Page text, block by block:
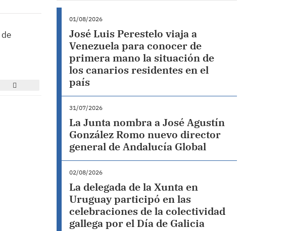
01/08/2026
José Luis Perestelo viaja a
Venezuela para conocer de
primera mano la situación de
los canarios residentes en el
país
31/07/2026
La Junta nombra a José Agustín
González Romo nuevo director
general de Andalucía Global
02/08/2026
La delegada de la Xunta en
Uruguay participó en las
celebraciones de la colectividad
gallega por el Día de Galicia